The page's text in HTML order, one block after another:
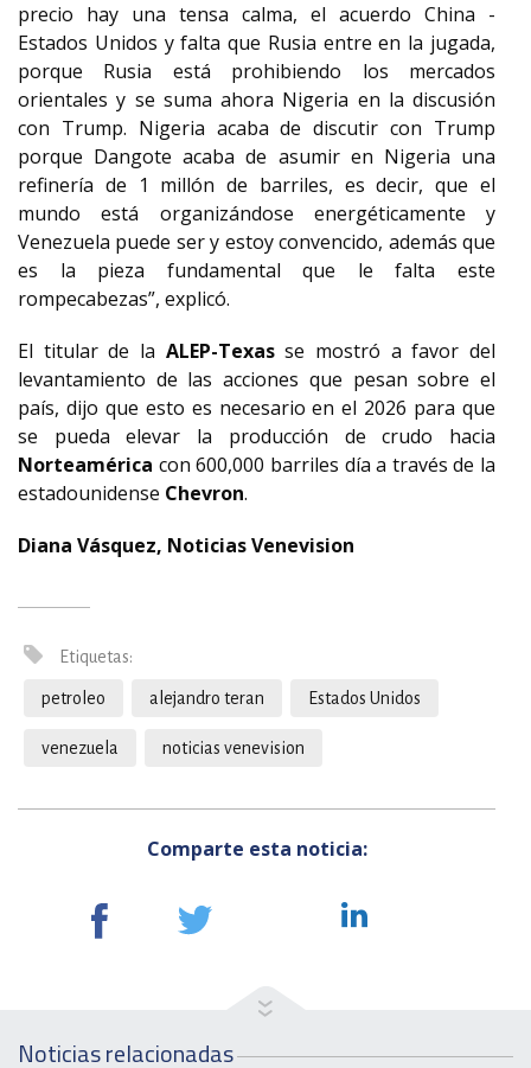
precio hay una tensa calma, el acuerdo China -
Estados Unidos y falta que Rusia entre en la jugada,
porque Rusia está prohibiendo los mercados
orientales y se suma ahora Nigeria en la discusión
con Trump. Nigeria acaba de discutir con Trump
porque Dangote acaba de asumir en Nigeria una
refinería de 1 millón de barriles, es decir, que el
mundo está organizándose energéticamente y
Venezuela puede ser y estoy convencido, además que
es la pieza fundamental que le falta este
rompecabezas”, explicó.
El titular de la ALEP-Texasse mostró a favor del
levantamiento de las acciones que pesan sobre el
país, dijo que esto es necesario en el 2026 para que
se pueda elevar la producción de crudo hacia
Norteamérica con 600,000 barriles día a través de la
estadounidense Chevron.
Diana Vásquez, Noticias Venevision
Etiquetas:
petroleo alejandro teran Estados Unidos
venezuela noticias venevision
Comparte esta noticia:
Noticias relacionadas